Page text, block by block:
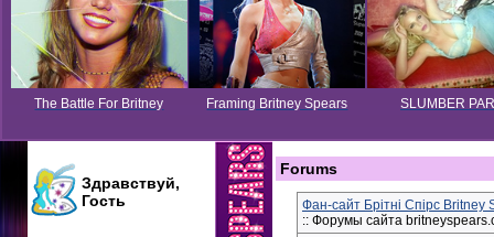
The Battle For Britney Framing Britney Spears SLUMBER
Здравствуй,
Гость
Forums
Фан-сайт Брітні Спірс
:: Форумы сайта